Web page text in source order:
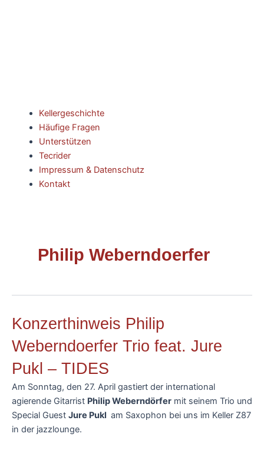
Kellergeschichte
Häufige Fragen
Unterstützen
Tecrider
Impressum & Datenschutz
Kontakt
Philip Weberndoerfer
Konzerthinweis Philip
Weberndoerfer Trio feat. Jure
Pukl – TIDES
Am Sonntag, den 27. April gastiert der international
agierende Gitarrist Philip Weberndörfer mit seinem Trio und
Special Guest Jure Pukl am Saxophon bei uns im Keller Z87
in der jazzlounge.